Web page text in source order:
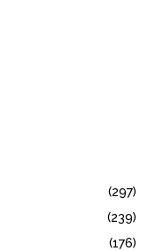
(297)
(239)
(176)